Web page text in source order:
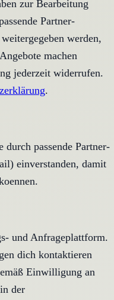
zur Bearbeitung
Partner-
werden,
machen
jederzeit widerrufen.
.
passende Partner-
einverstanden, damit
und Anfrageplattform.
dich kontaktieren
Einwilligung an
der